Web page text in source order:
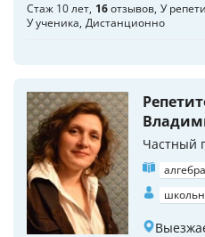
Стаж 10 лет 16отзывов У
У ученика Дистанционно
Частный
алгебра